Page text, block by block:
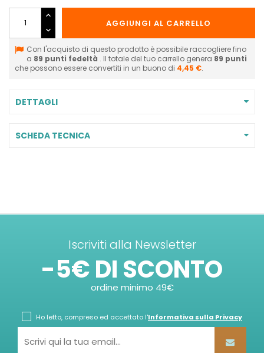
AGGIUNGI AL CARRELLO
Con l'acquisto di questo prodotto è possibile raccogliere fino
a 89 punti fedeltà . Il totale del tuo carrello genera 89 punti
che possono essere convertiti in un buono di 4,45 €.
DETTAGLI
SCHEDA TECNICA
Iscriviti alla Newsletter
-5€ DI SCONTO
ordine minimo 49€
Ho letto, compreso ed accettato l'Informativa sulla Privacy